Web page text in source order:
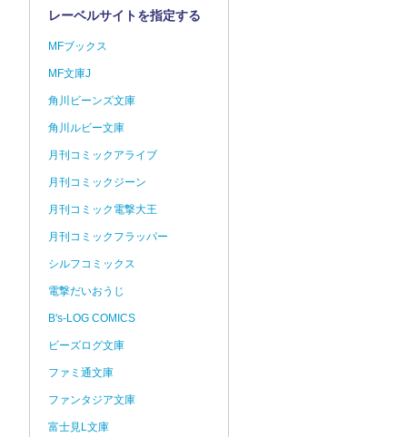
レーベルサイトを指定する
MFブックス
MF文庫J
角川ビーンズ文庫
角川ルビー文庫
月刊コミックアライブ
月刊コミックジーン
月刊コミック電撃大王
月刊コミックフラッパー
シルフコミックス
電撃だいおうじ
B's-LOG COMICS
ビーズログ文庫
ファミ通文庫
ファンタジア文庫
富士見L文庫